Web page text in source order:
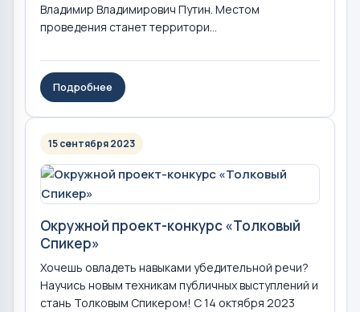
Владимир Владимирович Путин. Местом
проведения станет территори...
Подробнее
15 сентября 2023
Окружной проект-конкурс «Толковый
Спикер»
Хочешь овладеть навыками убедительной речи?
Научись новым техникам публичных выступлений и
стань Толковым Спикером! С 14 октября 2023